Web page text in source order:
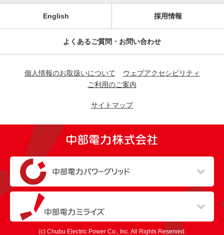
English 採用情報
よくあるご質問・お問い合わせ
個人情報のお取扱いについて
ウェブアクセシビリティ
ご利用のご案内
サイトマップ
（新しいウィンドウを開きます）
（新しいウィンドウを開きます）
(c) Chubu Electric Power Co., Inc. All Rights Reserved.